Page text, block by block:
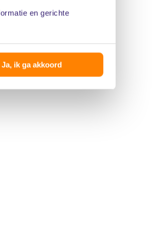
en gerichte
Ja, ik ga akkoord